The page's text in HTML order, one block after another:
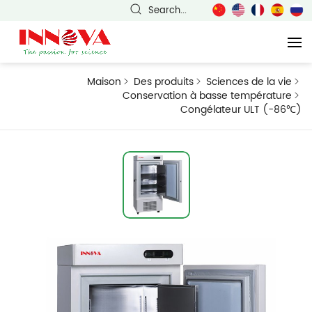
Search...
Maison Des produits
Sciences de la vie
Conservation à basse température
Congélateur ULT (-86℃)